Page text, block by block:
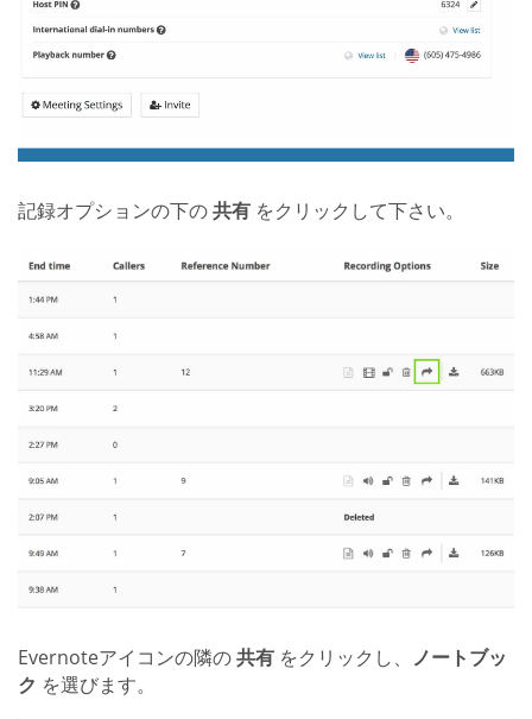
記録オプションの下の共有 をクリックして下さい。
Evernoteアイコンの隣の共有 をクリックし、 ノートブッ
ク を選びます。